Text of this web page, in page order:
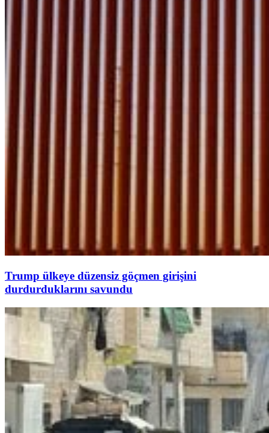
Trump ülkeye düzensiz göçmen girişini
durdurduklarını savundu